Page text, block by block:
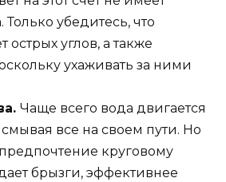
убедитесь, что
углов, а также
ухаживать за ними
Чаще всего вода двигается
все на своем пути. Но
предпочтение круговому
брызги, эффективнее